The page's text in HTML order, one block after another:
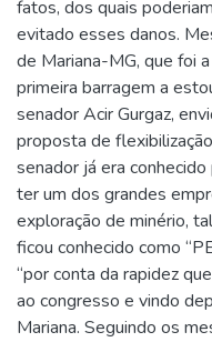
fatos, dos quais
evitado esses danos.
de Mariana-MG, que foi a
primeira barragem a
senador Acir Gurgaz,
proposta de
senador já era conhecido
ter um dos grandes
exploração de minério,
ficou conhecido como
“por conta da rapidez
ao congresso e vindo
Mariana. Seguindo os